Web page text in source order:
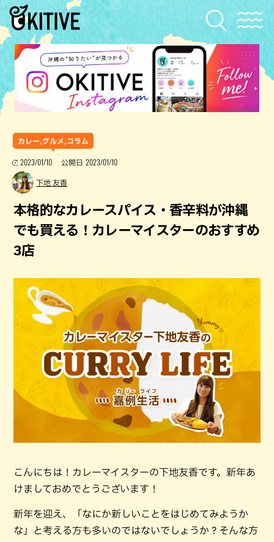
カレー,グルメ,コラム
2023/01/10 公開日 2023/01/10
下地 友香
本格的なカレースパイス・香辛料が沖縄
でも買える！カレーマイスターのおすすめ
3店
こんにちは！カレーマイスターの下地友香です。新年あ
けましておめでとうございます！
新年を迎え、「なにか新しいことをはじめてみようか
な」と考える方も多いのではないでしょうか？そんな方